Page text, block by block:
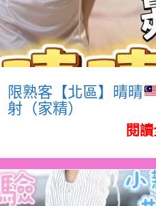
限熟客【北區】晴晴
射（家精）
閱